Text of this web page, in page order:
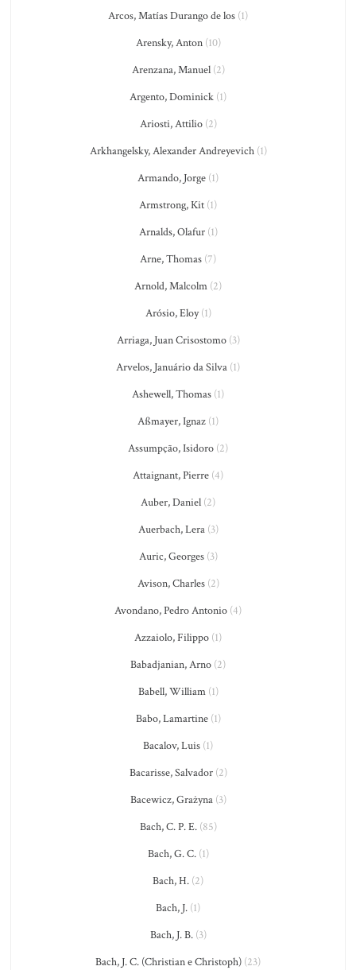
Arcos, Matías Durango de los (1)
Arensky, Anton(10)
Arenzana, Manuel(2)
Argento, Dominick (1)
Ariosti, Attilio(2)
Arkhangelsky, Alexander Andreyevich(1)
Armando, Jorge (1)
Armstrong, Kit (1)
Arnalds, Olafur(1)
Arne, Thomas (7)
Arnold, Malcolm (2)
Arósio, Eloy(1)
Arriaga, Juan Crisostomo(3)
Arvelos, Januário da Silva (1)
Ashewell, Thomas (1)
Aßmayer, Ignaz (1)
Assumpção, Isidoro (2)
Attaignant, Pierre (4)
Auber, Daniel (2)
Auerbach, Lera(3)
Auric, Georges(3)
Avison, Charles(2)
Avondano, Pedro Antonio (4)
Azzaiolo, Filippo (1)
Babadjanian, Arno (2)
Babell, William(1)
Babo, Lamartine(1)
Bacalov, Luis (1)
Bacarisse, Salvador(2)
Bacewicz, Grażyna(3)
Bach, C. P. E.(85)
Bach, G. C.(1)
Bach, H. (2)
Bach, J. (1)
Bach, J. B.(3)
Bach, J. C. (Christian e Christoph) (23)